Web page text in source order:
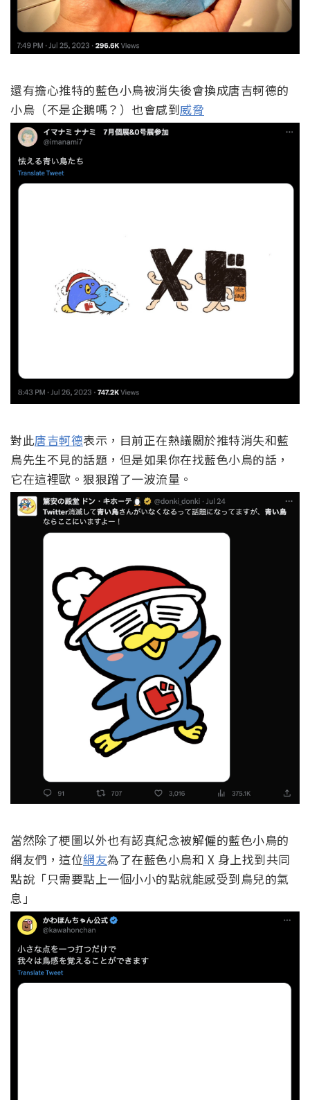
還有擔心推特的藍色小鳥被消失後會換成唐吉軻德的
小鳥（不是企鵝嗎？）也會感到威脅
對此唐吉軻德表示，目前正在熱議關於推特消失和藍
鳥先生不見的話題，但是如果你在找藍色小鳥的話，
它在這裡歐。狠狠蹭了一波流量。
當然除了梗圖以外也有認真紀念被解僱的藍色小鳥的
網友們，這位網友為了在藍色小鳥和 X 身上找到共同
點說「只需要點上一個小小的點就能感受到鳥兒的氣
息」